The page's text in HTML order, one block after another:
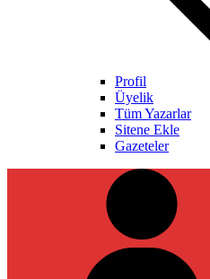
Profil
Üyelik
Tüm Yazarlar
Sitene Ekle
Gazeteler